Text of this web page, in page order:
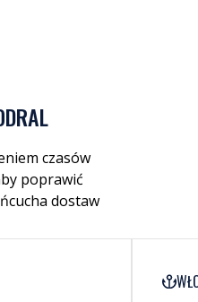
czasów
poprawić
dostaw